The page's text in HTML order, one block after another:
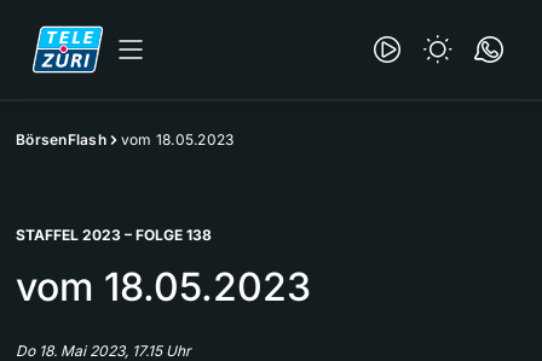
BörsenFlash vom 18.05.2023
STAFFEL 2023 – FOLGE 138
vom 18.05.2023
Do 18. Mai 2023, 17.15 Uhr